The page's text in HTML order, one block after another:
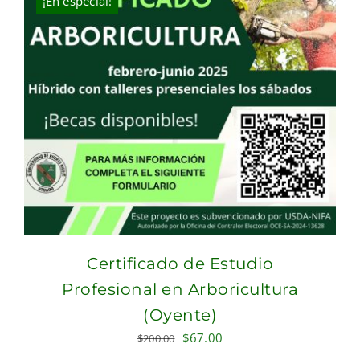
Certificado de Estudio
Profesional en Arboricultura
(Oyente)
$200.00 Original
$67.00